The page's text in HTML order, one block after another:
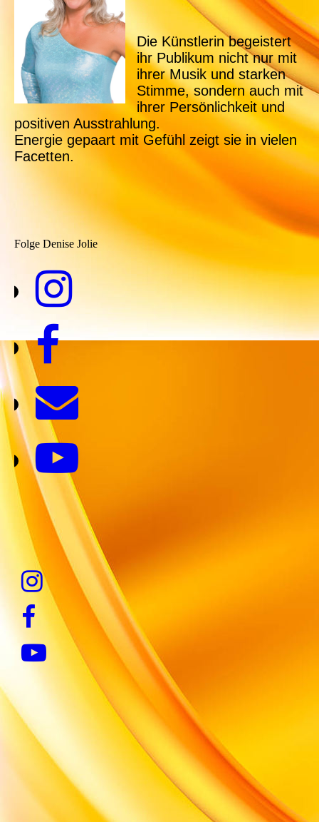
Die Künstlerin begeistert
ihr Publikum nicht nur mit
ihrer Musik und starken
Stimme, sondern auch mit
ihrer Persönlichkeit und
positiven Ausstrahlung.
Energie gepaart mit Gefühl zeigt sie in vielen
Facetten.
Folge Denise Jolie